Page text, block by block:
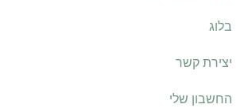
בלוג
יצירת קשר
החשבון שלי